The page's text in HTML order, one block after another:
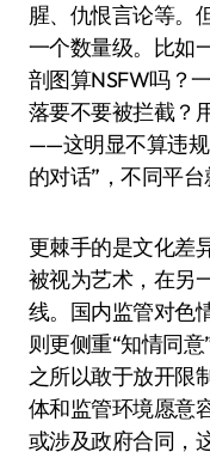
腥、仇恨言论等。
一个数量级。比如
剖图算NSFW吗？
落要不要被拦截？
——这明显不算违规
的对话”，不同平台
更棘手的是文化差
被视为艺术，在另
线。国内监管对色
则更侧重“知情同
之所以敢于放开限
体和监管环境愿意
或涉及政府合同，